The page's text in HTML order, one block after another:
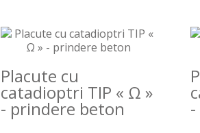
Placute cu
catadioptri TIP « Ω »
- prindere beton